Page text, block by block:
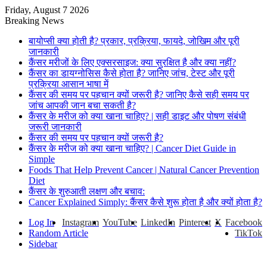
Friday, August 7 2026
Breaking News
बायोप्सी क्या होती है? प्रकार, प्रक्रिया, फायदे, जोखिम और पूरी
जानकारी
कैंसर मरीजों के लिए एक्सरसाइज: क्या सुरक्षित है और क्या नहीं?
कैंसर का डायग्नोसिस कैसे होता है? जानिए जांच, टेस्ट और पूरी
प्रक्रिया आसान भाषा में
कैंसर की समय पर पहचान क्यों जरूरी है? जानिए कैसे सही समय पर
जांच आपकी जान बचा सकती है?
कैंसर के मरीज को क्या खाना चाहिए? | सही डाइट और पोषण संबंधी
जरूरी जानकारी
कैंसर की समय पर पहचान क्यों जरूरी है?
कैंसर के मरीज को क्या खाना चाहिए? | Cancer Diet Guide in
Simple
Foods That Help Prevent Cancer | Natural Cancer Prevention
Diet
कैंसर के शुरुआती लक्षण और बचाव:
Cancer Explained Simply: कैंसर कैसे शुरू होता है और क्यों होता है?
Facebook
X
Pinterest
LinkedIn
YouTube
Instagram
TikTok
Log In
Random Article
Sidebar